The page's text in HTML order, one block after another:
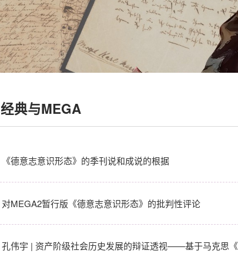
经典与MEGA
《德意志意识形态》的季刊说和成说的根据
对MEGA2暂行版《德意志意识形态》的批判性评论
孔伟宇 | 资产阶级社会历史发展的辩证透视——基于马克思